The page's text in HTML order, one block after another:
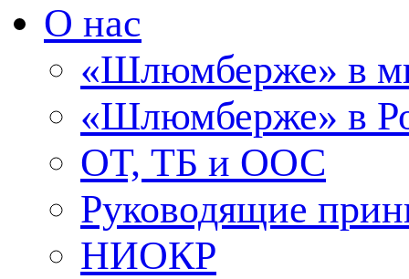
О нас
«Шлюмберже» в
«Шлюмберже» в
ОТ, ТБ и ООС
Руководящие
НИОКР